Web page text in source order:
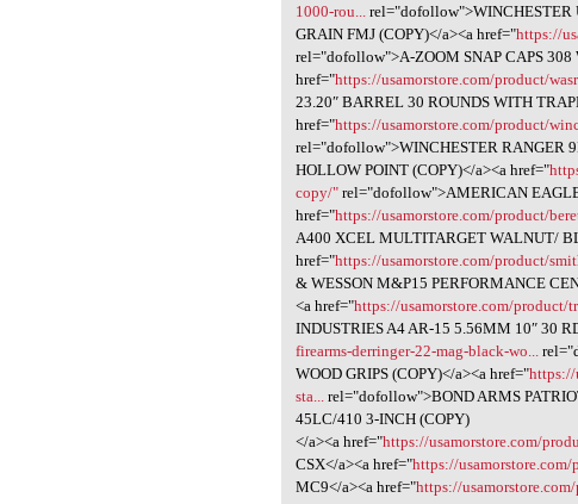
1000-rou...
GRAIN FMJ (COPY)</a><a href="https://
rel="dofollow">A-ZOOM SNAP CAPS 308
href="https://usamorstore.com/product/
23.20″ BARREL 30 ROUNDS WITH
href="https://usamorstore.com/product/
rel="dofollow">WINCHESTER RANGER
HOLLOW POINT (COPY)</a><a href="
copy/" rel="dofollow">AMERICAN
href="https://usamorstore.com/product/
A400 XCEL MULTITARGET WALNUT/
href="https://usamorstore.com/product/
& WESSON M&P15 PERFORMANCE
<a href="https://usamorstore.com/product/
INDUSTRIES A4 AR-15 5.56MM 10″ 30
firearms-derringer-22-mag-black-wo...
WOOD GRIPS (COPY)</a><a href="https://
sta... rel="dofollow">BOND ARMS
45LC/410 3-INCH (COPY)
</a><a href="https://usamorstore.com/
CSX</a><a href="https://
MC9</a><a href="https://